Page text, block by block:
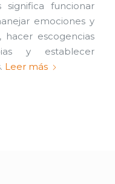
funcionar
emociones y
hacer escogencias
y establecer
Leer más